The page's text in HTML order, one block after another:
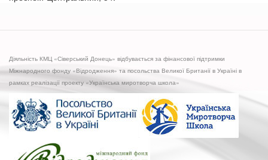
Діяльність КМЦ «Сіверський Донець» відбувається за фінансової підтримки
Міжнародного фонду «Відродження» та посольства Великої Британії в Україні в
рамках реалізації проекту «Українська миротворча школа»